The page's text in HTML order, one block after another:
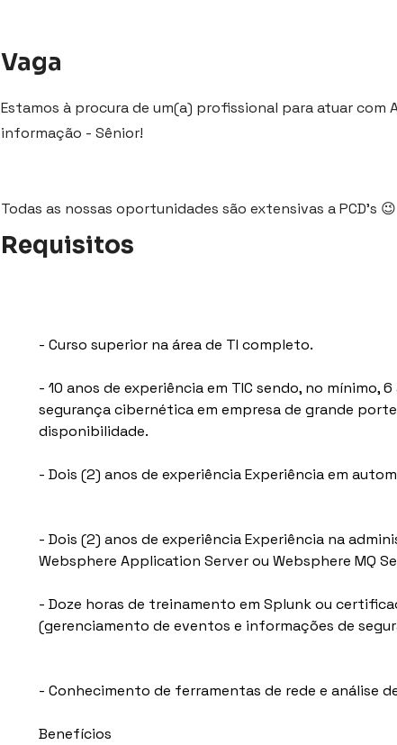
Vaga
Estamos à procura de um(a) profissional para atuar com
informação - Sênior!
Todas as nossas oportunidades são extensivas a PCD's 😉
Requisitos
- Curso superior na área de TI completo.
- 10 anos de experiência em TIC sendo, no mínimo,
segurança cibernética em empresa de grande
disponibilidade.
- Dois (2) anos de experiência Experiência em
- Dois (2) anos de experiência Experiência na
Websphere Application Server ou Websphere MQ
- Doze horas de treinamento em Splunk ou
(gerenciamento de eventos e informações de
- Conhecimento de ferramentas de rede e análise
Benefícios